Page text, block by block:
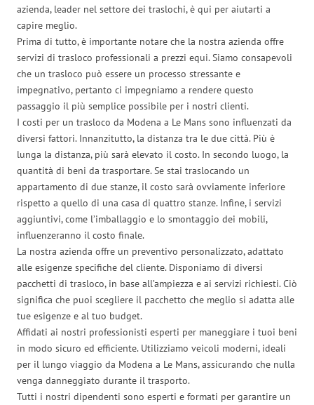
azienda, leader nel settore dei traslochi, è qui per aiutarti a
capire meglio.
Prima di tutto, è importante notare che la nostra azienda offre
servizi di trasloco professionali a prezzi equi. Siamo consapevoli
che un trasloco può essere un processo stressante e
impegnativo, pertanto ci impegniamo a rendere questo
passaggio il più semplice possibile per i nostri clienti.
I costi per un trasloco da Modena a Le Mans sono influenzati da
diversi fattori. Innanzitutto, la distanza tra le due città. Più è
lunga la distanza, più sarà elevato il costo. In secondo luogo, la
quantità di beni da trasportare. Se stai traslocando un
appartamento di due stanze, il costo sarà ovviamente inferiore
rispetto a quello di una casa di quattro stanze. Infine, i servizi
aggiuntivi, come l’imballaggio e lo smontaggio dei mobili,
influenzeranno il costo finale.
La nostra azienda offre un preventivo personalizzato, adattato
alle esigenze specifiche del cliente. Disponiamo di diversi
pacchetti di trasloco, in base all’ampiezza e ai servizi richiesti. Ciò
significa che puoi scegliere il pacchetto che meglio si adatta alle
tue esigenze e al tuo budget.
Affidati ai nostri professionisti esperti per maneggiare i tuoi beni
in modo sicuro ed efficiente. Utilizziamo veicoli moderni, ideali
per il lungo viaggio da Modena a Le Mans, assicurando che nulla
venga danneggiato durante il trasporto.
Tutti i nostri dipendenti sono esperti e formati per garantire un